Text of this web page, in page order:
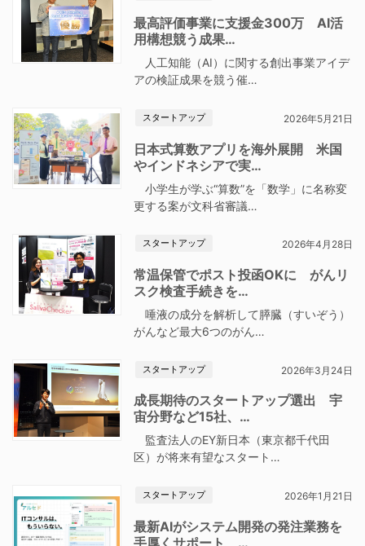
最高評価事業に支援金300万 AI活
用構想競う成果…
人工知能（AI）に関する創出事業アイデ
アの検証成果を競う催…
スタートアップ 2026年5月21日
日本式算数アプリを海外展開 米国
やインドネシアで実…
小学生が学ぶ“算数”を「数学」に名称変
更する案が文科省審議…
スタートアップ 2026年4月28日
常温保管でポスト投函OKに がんリ
スク検査手続きを…
唾液の成分を解析して膵臓（すいぞう）
がんなど最大6つのがん…
スタートアップ 2026年3月24日
成長期待のスタートアップ選出 宇
宙分野など15社、…
監査法人のEY新日本（東京都千代田
区）が将来有望なスタート…
スタートアップ 2026年1月21日
最新AIがシステム開発の発注業務を
手厚くサポート …